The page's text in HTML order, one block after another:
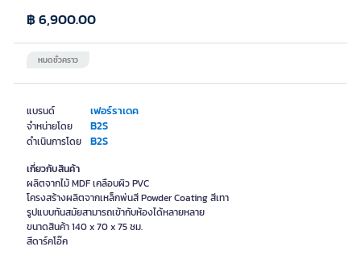
แบรนด์ เฟอร์ราเดค
จำหน่ายโดย B2S
ดำเนินการโดย B2S
หมดชั่วคราว
฿ 6,900.00
เกี่ยวกับสินค้า
ผลิตจากไม้ MDF เคลือบผิว PVC
โครงสร้างผลิตจากเหล็กพ่นสี Powder Coating สีเทา
รูปแบบทันสมัยสามารถเข้ากับห้องได้หลายหลาย
ขนาดสินค้า 140 x 70 x 75 ซม.
สีดาร์คโอ๊ค